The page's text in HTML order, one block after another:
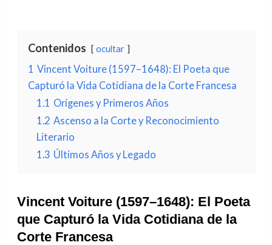
Contenidos ocultar
1 Vincent Voiture (1597–1648): El Poeta que
Capturó la Vida Cotidiana de la Corte Francesa
1.1 Orígenes y Primeros Años
1.2 Ascenso a la Corte y Reconocimiento
Literario
1.3 Últimos Años y Legado
Vincent Voiture (1597–1648): El Poeta
que Capturó la Vida Cotidiana de la
Corte Francesa